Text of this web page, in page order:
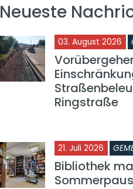
Neueste
03. August 2026
Ringstraße
21. Juli 2026
Bibliothek